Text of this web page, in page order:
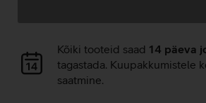
Andmete
laadimine
Kõiki tooteid saad 14 päeva
tagastada. Kuupakkumistele
saatmine.